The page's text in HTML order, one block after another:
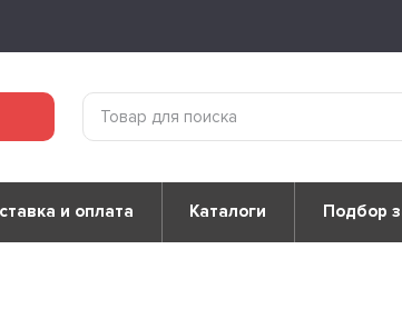
и оплата Каталоги Подбор